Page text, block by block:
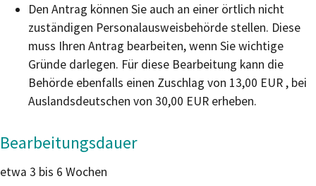
Den Antrag können Sie auch an einer örtlich nicht
zuständigen Personalausweisbehörde stellen. Diese
muss Ihren Antrag bearbeiten, wenn Sie wichtige
Gründe darlegen. Für diese Bearbeitung kann die
Behörde ebenfalls einen Zuschlag von 13,00 EUR , bei
Auslandsdeutschen von 30,00 EUR erheben.
Bearbeitungsdauer
etwa 3 bis 6 Wochen